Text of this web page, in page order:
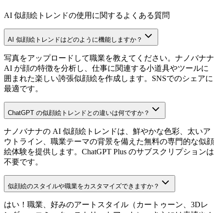
AI 似顔絵トレンドの使用に関するよくある質問
AI 似顔絵トレンドはどのように機能しますか？
写真をアップロードして職業を教えてください。ナノバナナ
AI が顔の特徴を分析し、仕事に関連する小道具やツールに
囲まれた楽しい誇張似顔絵を作成します。SNSでのシェアに
最適です。
ChatGPT の似顔絵トレンドとの違いは何ですか？
ナノバナナの AI 似顔絵トレンドは、鮮やかな色彩、太いア
ウトライン、職業テーマの背景を備えた無料の専門的な似顔
絵体験を提供します。ChatGPT Plus のサブスクリプションは
不要です。
似顔絵のスタイルや職業をカスタマイズできますか？
はい！職業、好みのアートスタイル（カートゥーン、3Dレ